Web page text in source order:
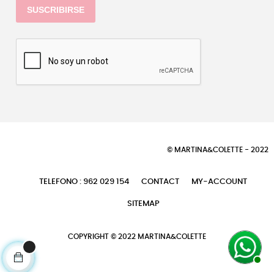
SUSCRIBIRSE
© MARTINA&COLETTE - 2022
TELEFONO : 962 029 154 CONTACT MY-ACCOUNT
SITEMAP
COPYRIGHT © 2022 MARTINA&COLETTE